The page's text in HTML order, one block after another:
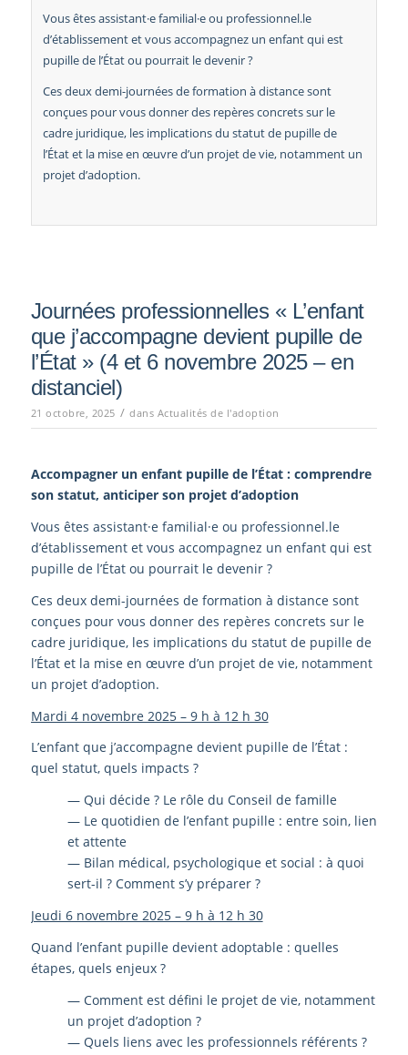
Vous êtes assistant·e familial·e ou professionnel.le
d’établissement et vous accompagnez un enfant qui est
pupille de l’État ou pourrait le devenir ?
Ces deux demi-journées de formation à distance sont
conçues pour vous donner des repères concrets sur le
cadre juridique, les implications du statut de pupille de
l’État et la mise en œuvre d’un projet de vie, notamment un
projet d’adoption.
Journées professionnelles « L’enfant
que j’accompagne devient pupille de
l’État » (4 et 6 novembre 2025 – en
distanciel)
21 octobre, 2025 / dans Actualités de l'adoption
Accompagner un enfant pupille de l’État : comprendre
son statut, anticiper son projet d’adoption
Vous êtes assistant·e familial·e ou professionnel.le
d’établissement et vous accompagnez un enfant qui est
pupille de l’État ou pourrait le devenir ?
Ces deux demi-journées de formation à distance sont
conçues pour vous donner des repères concrets sur le
cadre juridique, les implications du statut de pupille de
l’État et la mise en œuvre d’un projet de vie, notamment
un projet d’adoption.
Mardi 4 novembre 2025 – 9 h à 12 h 30
L’enfant que j’accompagne devient pupille de l’État :
quel statut, quels impacts ?
— Qui décide ? Le rôle du Conseil de famille
— Le quotidien de l’enfant pupille : entre soin, lien
et attente
— Bilan médical, psychologique et social : à quoi
sert-il ? Comment s’y préparer ?
Jeudi 6 novembre 2025 – 9 h à 12 h 30
Quand l’enfant pupille devient adoptable : quelles
étapes, quels enjeux ?
— Comment est défini le projet de vie, notamment
un projet d’adoption ?
— Quels liens avec les professionnels référents ?